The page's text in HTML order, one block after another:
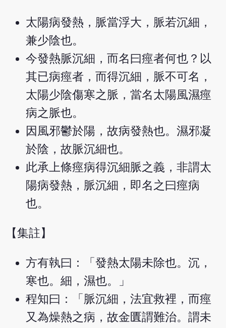
太陽病發熱，脈當浮大，脈若沉細，
兼少陰也。
今發熱脈沉細，而名曰痙者何也？以
其已病痙者，而得沉細，脈不可名，
太陽少陰傷寒之脈，當名太陽風濕痙
病之脈也。
因風邪鬱於陽，故病發熱也。濕邪凝
於陰，故脈沉細也。
此承上條痙病得沉細脈之義，非謂太
陽病發熱，脈沉細，即名之曰痙病
也。
【集註】
方有執曰：「發熱太陽未除也。沉，
寒也。細，濕也。」
程知曰：「脈沉細，法宜救裡，而痙
又為燥熱之病，故金匱謂難治。謂未